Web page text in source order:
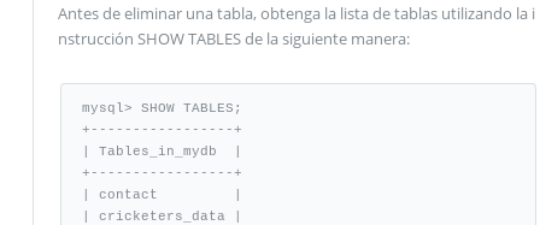
Antes de eliminar una tabla, obtenga la lista de tablas utilizando la i
nstrucción SHOW TABLES de la siguiente manera:
mysql> SHOW TABLES;
+-----------------+
| Tables_in_mydb  |
+-----------------+
| contact         |
| cricketers_data |